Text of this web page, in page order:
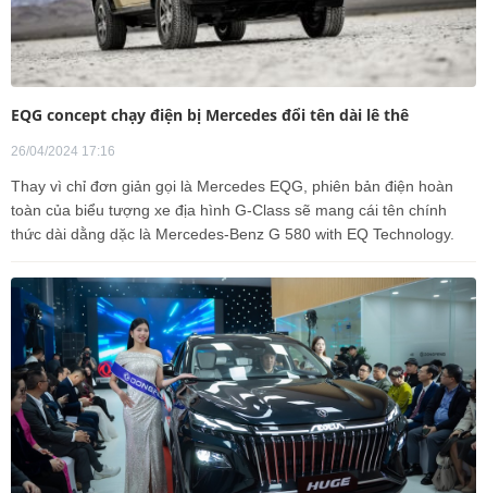
EQG concept chạy điện bị Mercedes đổi tên dài lê thê
26/04/2024 17:16
Thay vì chỉ đơn giản gọi là Mercedes EQG, phiên bản điện hoàn
toàn của biểu tượng xe địa hình G-Class sẽ mang cái tên chính
thức dài dằng dặc là Mercedes-Benz G 580 with EQ Technology.